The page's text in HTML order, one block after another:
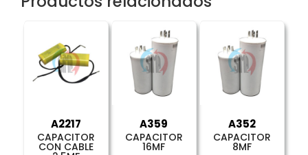
A2217
CAPACITOR
CON CABLE
A359
CAPACITOR
16MF
A352
CAPACITOR
8MF